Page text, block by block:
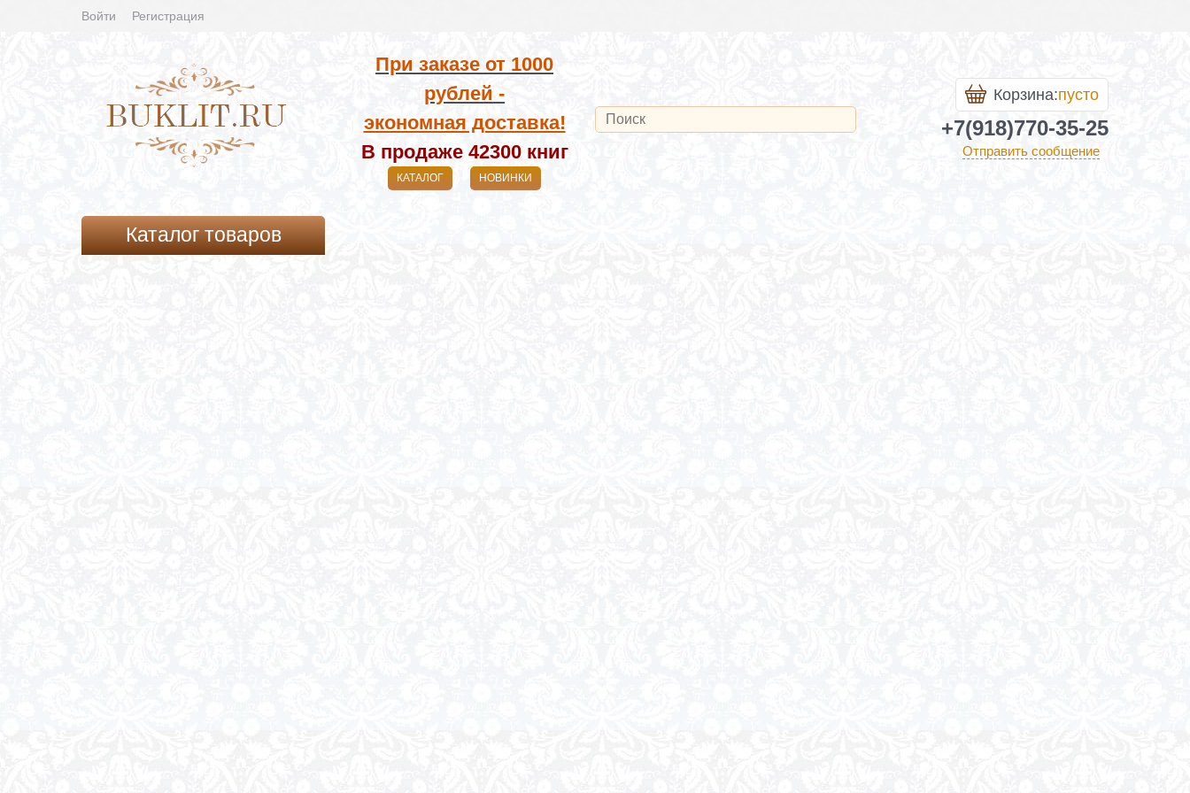
Войти Регистрация
При заказе от 1000
рублей -
экономная доставка!
В продаже 42300 книг
КАТАЛОГ НОВИНКИ
Корзина:пусто
+7(918)770-35-25
Отправить сообщение
Каталог товаров